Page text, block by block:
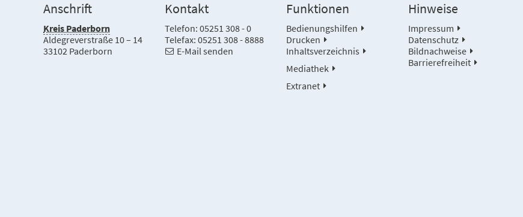
Anschrift
Kreis Paderborn
Aldegreverstraße 10 – 14
33102 Paderborn
Kontakt
Telefon: 05251 308 - 0
Telefax: 05251 308 - 8888
E-Mail senden
Funktionen
Bedienungshilfen
Drucken
Inhaltsverzeichnis
Mediathek
Extranet
Hinweise
Impressum
Datenschutz
Bildnachweise
Barrierefreiheit